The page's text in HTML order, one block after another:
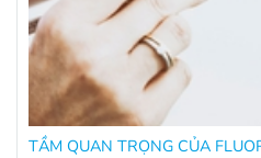
TẦM QUAN TRỌNG CỦA